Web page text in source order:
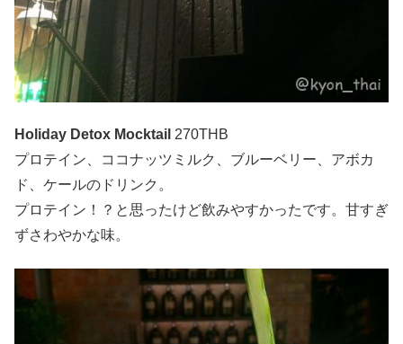
Holiday Detox Mocktail 270THB
プロテイン、ココナッツミルク、ブルーベリー、アボカ
ド、ケールのドリンク。
プロテイン！？と思ったけど飲みやすかったです。甘すぎ
ずさわやかな味。